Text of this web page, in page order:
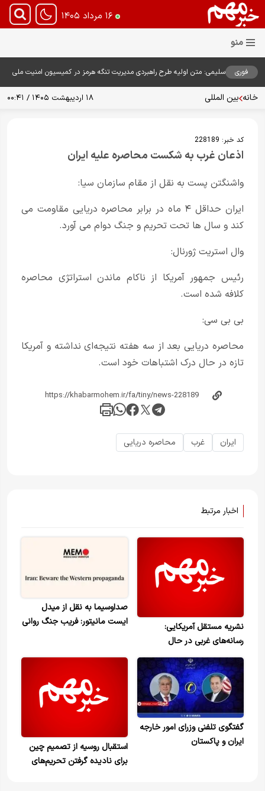
۱۶ مرداد ۱۴۰۵
فوری
سلیمی: متن اولیه طرح راهبردی مدیریت تنگه هرمز در کمیسیون امنیت ملی
خانه بین المللی ۱۸ اردیبهشت ۱۴۰۵ / ۰۰:۴۱
کد خبر: 228189
اذعان غرب به شکست محاصره علیه ایران
واشنگتن پست به نقل از مقام سازمان سیا:
ایران حداقل ۴ ماه در برابر محاصره دریایی مقاومت می
کند و سال ها تحت تحریم و جنگ دوام می آورد.
وال استریت ژورنال:
رئیس جمهور آمریکا از ناکام ماندن استراتژی محاصره
کلافه شده است.
بی بی سی:
محاصره دریایی بعد از سه هفته نتیجه‌ای نداشته و آمریکا
تازه در حال درک اشتباهات خود است.
ایران غرب محاصره دریایی
اخبار مرتبط
نشریه مستقل آمریکایی:
رسانه‌های غربی در حال
سفیدشویی هستند
صداوسیما به نقل از میدل
ایست مانیتور: فریب جنگ روانی
گفتگوی تلفنی وزرای امور خارجه
ایران و پاکستان
استقبال روسیه از تصمیم چین
برای نادیده گرفتن تحریم‌های